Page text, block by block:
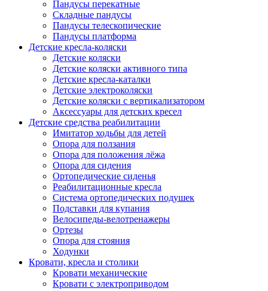
Пандусы перекатные
Складные пандусы
Пандусы телескопические
Пандусы платформа
Детские кресла-коляски
Детские коляски
Детские коляски активного типа
Детские кресла-каталки
Детские электроколяски
Детские коляски с вертикализатором
Аксессуары для детских кресел
Детские средства реабилитации
Имитатор ходьбы для детей
Опора для ползания
Опора для положения лёжа
Опора для сидения
Ортопедические сиденья
Реабилитационные кресла
Система ортопедических подушек
Подставки для купания
Велосипеды-велотренажеры
Ортезы
Опора для стояния
Ходунки
Кровати, кресла и столики
Кровати механические
Кровати с электроприводом